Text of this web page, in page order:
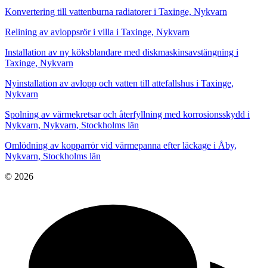
Konvertering till vattenburna radiatorer i Taxinge, Nykvarn
Relining av avloppsrör i villa i Taxinge, Nykvarn
Installation av ny köksblandare med diskmaskinsavstängning i
Taxinge, Nykvarn
Nyinstallation av avlopp och vatten till attefallshus i Taxinge,
Nykvarn
Spolning av värmekretsar och återfyllning med korrosionsskydd i
Nykvarn, Nykvarn, Stockholms län
Omlödning av kopparrör vid värmepanna efter läckage i Åby,
Nykvarn, Stockholms län
© 2026